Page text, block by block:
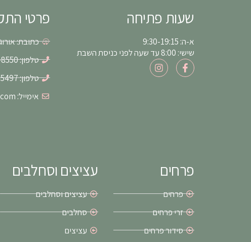
שעות פתיחה
א-ה: 9:30-19:15
שישי: 8:00 עד שעה לפני כניסת השבת
F
a
c
I
n
s
פרטי
כתובת: אורוגואי 3,
טלפון: 02-566-8550
טלפון: 02-501-5497
אימייל: fiona.flowers55@gmail.com
פרחים
פרחים
זרי פרחים
סידור פרחים
עציצים וסחלבים
עציצים וסחלבים
סחלבים
עציצים